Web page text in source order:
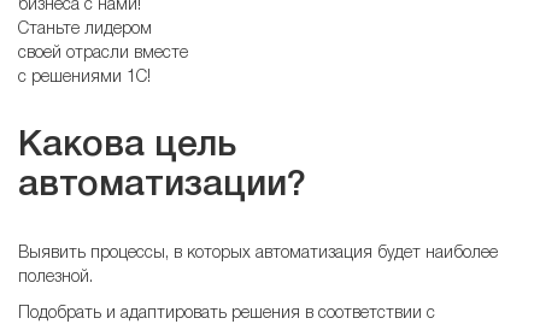
бизнеса с нами!
Станьте лидером
своей отрасли вместе
с решениями 1С!
Какова цель
автоматизации?
Выявить процессы, в которых автоматизация будет наиболее
полезной.
Подобрать и адаптировать решения в соответствии с